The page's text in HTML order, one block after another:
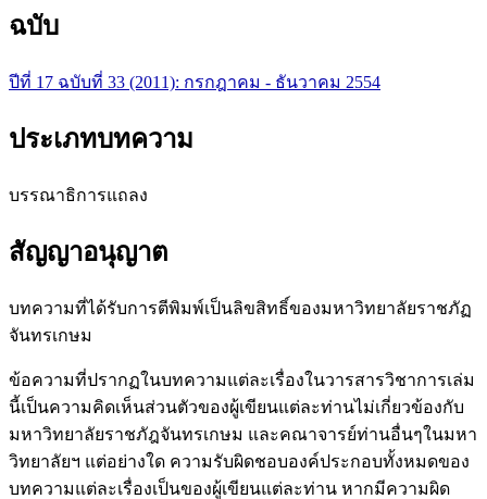
ฉบับ
ปีที่ 17 ฉบับที่ 33 (2011): กรกฎาคม - ธันวาคม 2554
ประเภทบทความ
บรรณาธิการแถลง
สัญญาอนุญาต
บทความที่ได้รับการตีพิมพ์เป็นลิขสิทธิ์ของมหาวิทยาลัยราชภัฏ
จันทรเกษม
ข้อความที่ปรากฏในบทความแต่ละเรื่องในวารสารวิชาการเล่ม
นี้เป็นความคิดเห็นส่วนตัวของผู้เขียนแต่ละท่านไม่เกี่ยวข้องกับ
มหาวิทยาลัยราชภัฎจันทรเกษม และคณาจารย์ท่านอื่นๆในมหา
วิทยาลัยฯ แต่อย่างใด ความรับผิดชอบองค์ประกอบทั้งหมดของ
บทความแต่ละเรื่องเป็นของผู้เขียนแต่ละท่าน หากมีความผิด